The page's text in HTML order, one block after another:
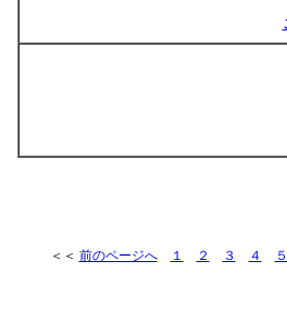
＜＜ 前のページへ １ ２ ３ ４ ５